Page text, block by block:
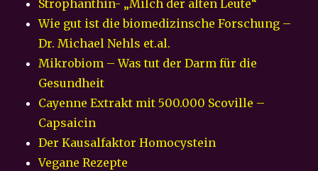
Strophanthin- „Milch der alten Leute“
Wie gut ist die biomedizinsche Forschung –
Dr. Michael Nehls et.al.
Mikrobiom – Was tut der Darm für die
Gesundheit
Cayenne Extrakt mit 500.000 Scoville –
Capsaicin
Der Kausalfaktor Homocystein
Vegane Rezepte